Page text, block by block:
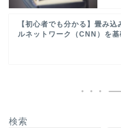
【初心者でも分かる】畳み込
ルネットワーク（CNN）を
検索